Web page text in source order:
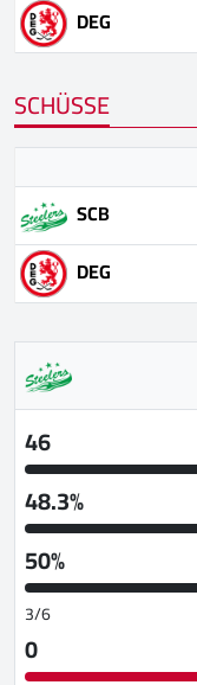
DEG
SCHÜSSE
SCB
DEG
46
48.3%
50%
3/6
0